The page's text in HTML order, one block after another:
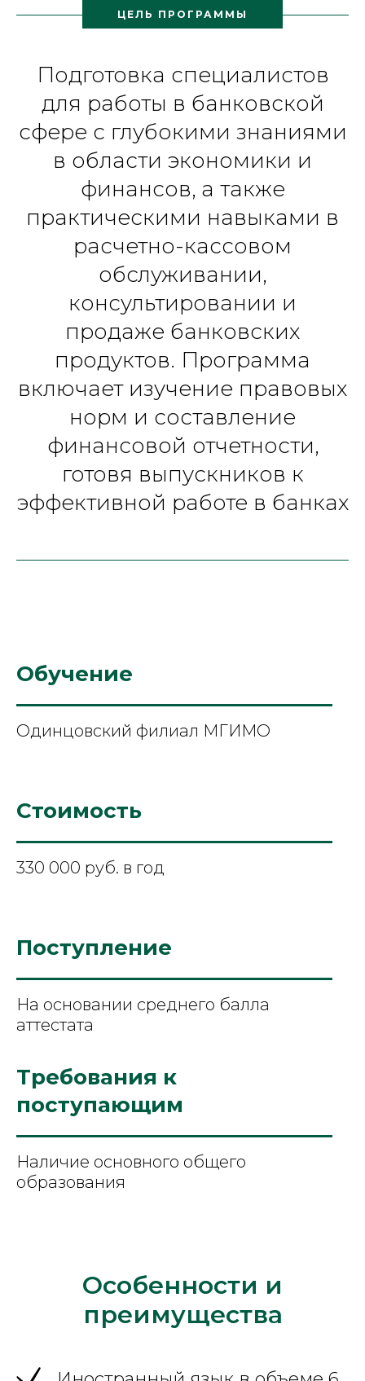
ЦЕЛЬ ПРОГРАММЫ
Подготовка специалистов
для работы в банковской
сфере с глубокими знаниями
в области экономики и
финансов, а также
практическими навыками в
расчетно-кассовом
обслуживании,
консультировании и
продаже банковских
продуктов. Программа
включает изучение правовых
норм и составление
финансовой отчетности,
готовя выпускников к
эффективной работе в банках
Обучение
Одинцовский филиал МГИМО
Стоимость
330 000 руб. в год
Поступление
На основании среднего балла
аттестата
Требования к
поступающим
Наличие основного общего
образования
Особенности и
преимущества